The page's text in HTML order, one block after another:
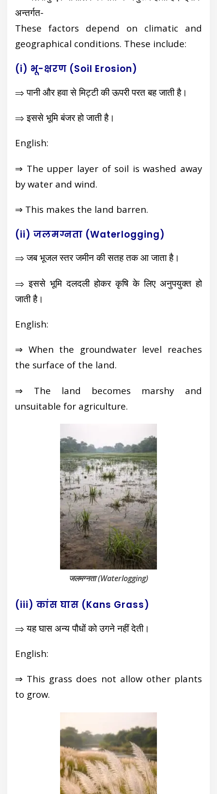
अन्तर्गत-
These factors depend on climatic and
geographical conditions. These include:
(i) भू-क्षरण (Soil Erosion)
⇒ पानी और हवा से मिट्टी की ऊपरी परत बह जाती है।
⇒ इससे भूमि बंजर हो जाती है।
English:
⇒ The upper layer of soil is washed away
by water and wind.
⇒ This makes the land barren.
(ii) जलमग्नता (Waterlogging)
⇒ जब भूजल स्तर जमीन की सतह तक आ जाता है।
⇒ इससे भूमि दलदली होकर कृषि के लिए अनुपयुक्त हो
जाती है।
English:
⇒ When the groundwater level reaches
the surface of the land.
⇒ The land becomes marshy and
unsuitable for agriculture.
जलमग्नता (Waterlogging)
(iii) कांस घास (Kans Grass)
⇒ यह घास अन्य पौधों को उगने नहीं देती।
English:
⇒ This grass does not allow other plants
to grow.